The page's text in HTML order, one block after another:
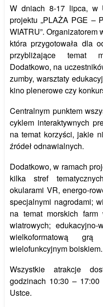
W dniach 8-17 lipca, w
projektu „PLAŻA PGE –
WIATRU”.
która przygotowała dla
przybliżające temat
Dodatkowo, na
zumby, warsztaty
kino plenerowe czy
Centralnym punktem
cyklem interaktywnych
na temat korzyści, jakie
źródeł odnawialnych.
Dodatkowo, w ramach
kilka stref
okularami VR, energo-
specjalnymi nagrodami;
na temat morskich
wiatrowych;
wielkoformatową
wielofunkcyjnym boiskiem.
Wszystkie atrakcje
godzinach 10:30 –
Ustce.